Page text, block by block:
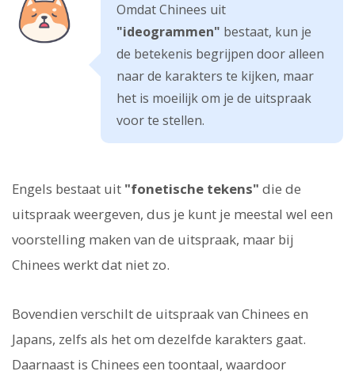
Omdat Chinees uit
"ideogrammen" bestaat, kun je
de betekenis begrijpen door alleen
naar de karakters te kijken, maar
het is moeilijk om je de uitspraak
voor te stellen.
Engels bestaat uit "fonetische tekens" die de
uitspraak weergeven, dus je kunt je meestal wel een
voorstelling maken van de uitspraak, maar bij
Chinees werkt dat niet zo.
Bovendien verschilt de uitspraak van Chinees en
Japans, zelfs als het om dezelfde karakters gaat.
Daarnaast is Chinees een toontaal, waardoor